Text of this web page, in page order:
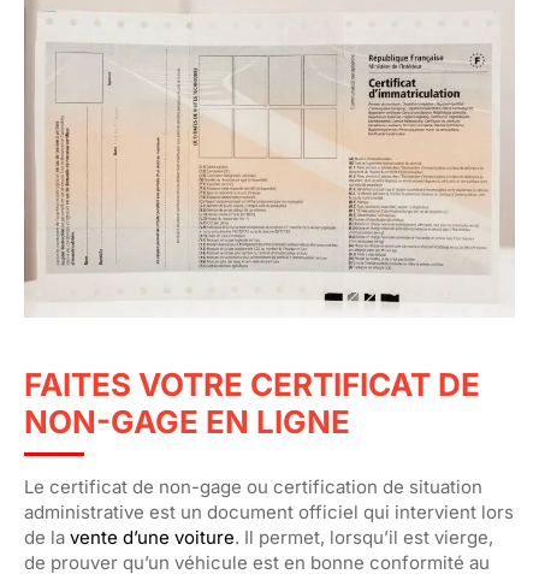
FAITES VOTRE CERTIFICAT DE
NON-GAGE EN LIGNE
Le certificat de non-gage ou certification de situation
administrative est un document officiel qui intervient lors
de la vente d’une voiture. Il permet, lorsqu’il est vierge,
de prouver qu’un véhicule est en bonne conformité au